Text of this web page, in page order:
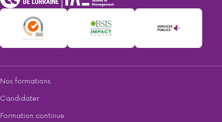
Nos formations
Candidater
Formation continue